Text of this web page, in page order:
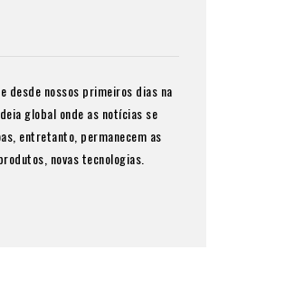
desde nossos primeiros dias na
global onde as notícias se
entretanto, permanecem as
novas tecnologias.